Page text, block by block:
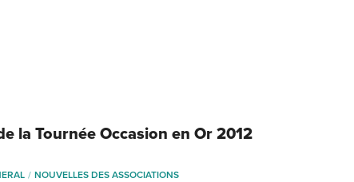
la Tournée Occasion en Or 2012
NOUVELLES DES ASSOCIATIONS